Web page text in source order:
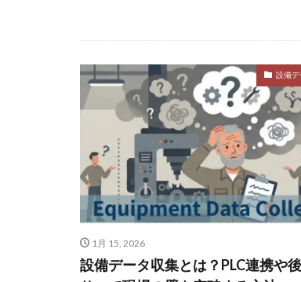
設備デ
1月 15, 2026
設備データ収集とは？PLC連携や